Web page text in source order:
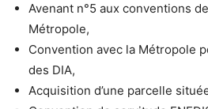
Avenant n°5 aux conventions
Métropole,
Convention avec la Métropole
des DIA,
Acquisition d’une parcelle